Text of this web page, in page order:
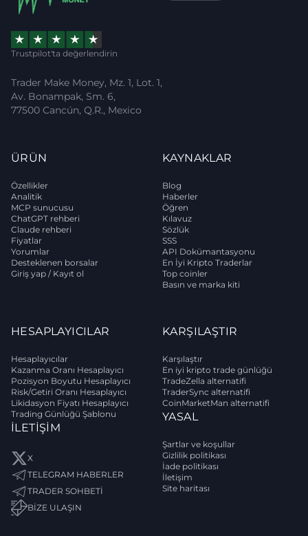
Trustpilot'ta değerlendirin
Trader Make Money, Mz. 1, Lot. 1,
Av. Bonampak, Sm. 6,
77500 Cancún, Q.R., Mexico
ÜRÜN
Özellikler
Analitik
MCP sunucusu
ChatGPT rehberi
Claude rehberi
Fiyatlar
Yorumlar
Desteklenen borsalar
Giriş yap / Kayıt ol
KAYNAKLAR
Blog
Haberler
Öğren
Kılavuz
Sözlük
SSS
API Dokümantasyonu
En İyi Kripto Traderlar
Top coinler
Basın ve marka kiti
HESAPLAYICILAR
Hesaplayıcılar
Kazanma Oranı Hesaplayıcı
Pozisyon Boyutu Hesaplayıcı
Risk/Getiri Oranı Hesaplayıcı
Likidasyon Fiyatı Hesaplayıcı
Trading Günlüğü Şablonu
İLETIŞIM
X
TELEGRAM HABERLER
TRADER SOHBETİ
BIZE ULAŞIN
KARŞILAŞTIR
Karşılaştır
En iyi kripto trade günlüğü
TradeZella alternatifi
TraderSync alternatifi
CoinMarketMan alternatifi
YASAL
Şartlar ve koşullar
Gizlilik politikası
İade politikası
İletişim
Site haritası